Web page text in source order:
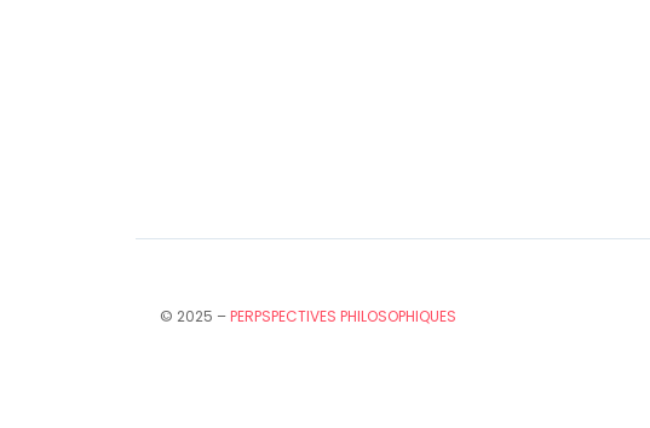
© 2025 –PERPSPECTIVES PHILOSOPHIQUES